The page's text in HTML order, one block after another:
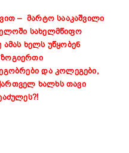
– მარტო სააკაშვილი
სახელმწიფო
ხელს უწყობენ
და კოლეგები,
ხალხს თავი